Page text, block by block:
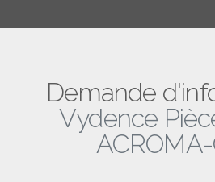
Demande
Vydence